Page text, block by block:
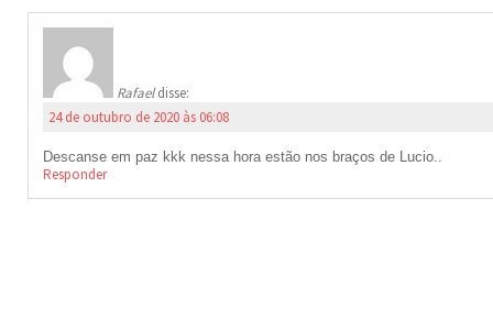
Rafael disse:
24 de outubro de 2020 às 06:08
Descanse em paz kkk nessa hora estão nos braços de Lucio..
Responder